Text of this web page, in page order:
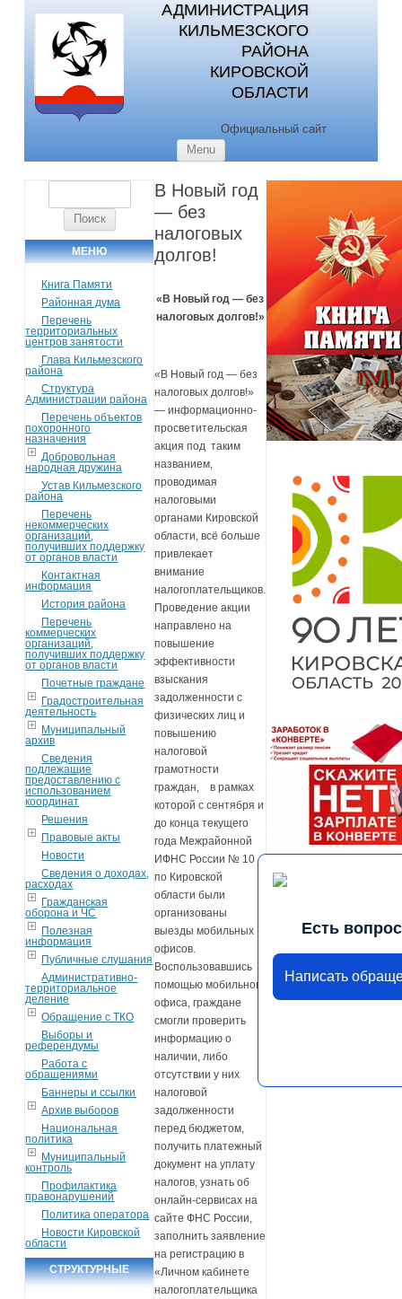
АДМИНИСТРАЦИЯ
КИЛЬМЕЗСКОГО
РАЙОНА
КИРОВСКОЙ
ОБЛАСТИ
Официальный сайт
Menu
МЕНЮ
Книга Памяти
Районная дума
Перечень
территориальных
центров занятости
Глава Кильмезского
района
Структура
Администрации района
Перечень объектов
похоронного
назначения
Добровольная
народная дружина
Устав Кильмезского
района
Перечень
некоммерческих
организаций,
получивших поддержку
от органов власти
Контактная
информация
История района
Перечень
коммерческих
организаций,
получивших поддержку
от органов власти
Почетные граждане
Градостроительная
деятельность
Муниципальный
архив
Сведения
подлежащие
предоставлению с
использованием
координат
Решения
Правовые акты
Новости
Сведения о доходах,
расходах
Гражданская
оборона и ЧС
Полезная
информация
Публичные слушания
Административно-
территориальное
деление
Обращение с ТКО
Выборы и
референдумы
Работа с
обращениями
Баннеры и ссылки
Архив выборов
Национальная
политика
Муниципальный
контроль
Профилактика
правонарушений
Политика оператора
Новости Кировской
области
СТРУКТУРНЫЕ
В Новый год
— без
налоговых
долгов!
«В Новый год — без
налоговых долгов!»
«В Новый год — без
налоговых долгов!»
— информационно-
просветительская
акция под таким
названием,
проводимая
налоговыми
органами Кировской
области, всё больше
привлекает
внимание
налогоплательщиков.
Проведение акции
направлено на
повышение
эффективности
взыскания
задолженности с
физических лиц и
повышению
налоговой
грамотности
граждан, в рамках
которой с сентября и
до конца текущего
года Межрайонной
ИФНС России № 10
по Кировской
области были
организованы
выезды мобильных
офисов.
Воспользовавшись
помощью мобильного
офиса, граждане
смогли проверить
информацию о
наличии, либо
отсутствии у них
налоговой
задолженности
перед бюджетом,
получить платежный
документ на уплату
налогов, узнать об
онлайн-сервисах на
сайте ФНС России,
заполнить заявление
на регистрацию в
«Личном кабинете
налогоплательщика
Есть
Написать